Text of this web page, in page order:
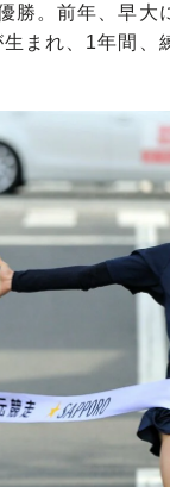
勝。前年、早
まれ、1年間、